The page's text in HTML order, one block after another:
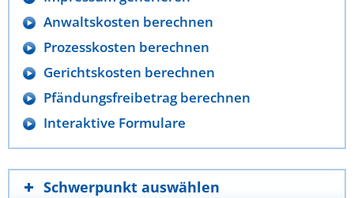
Anwaltskosten berechnen
Prozesskosten berechnen
Gerichtskosten berechnen
Pfändungsfreibetrag berechnen
Interaktive Formulare
Schwerpunkt auswählen